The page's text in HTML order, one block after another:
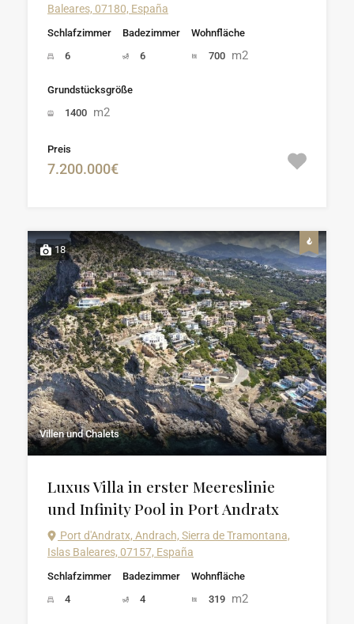
Baleares, 07180, España
Schlafzimmer
6
Badezimmer
6
Wohnfläche
700 m2
Grundstücksgröße
1400 m2
Preis
7.200.000€
18
Villen und Chalets
Luxus Villa in erster Meereslinie
und Infinity Pool in Port Andratx
Port d'Andratx, Andrach, Sierra de Tramontana,
Islas Baleares, 07157, España
Schlafzimmer
4
Badezimmer
4
Wohnfläche
319 m2